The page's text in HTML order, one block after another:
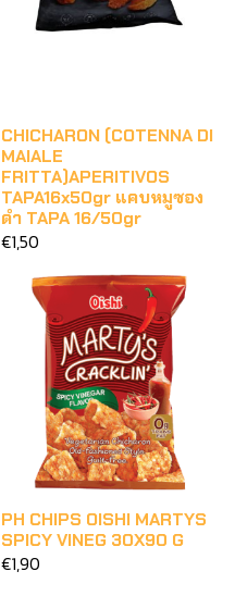
CHICHARON (COTENNA DI
MAIALE
FRITTA)APERITIVOS
TAPA16x50gr แคบหมูซอง
ดำ TAPA 16/50gr
€1,50
PH CHIPS OISHI MARTYS
SPICY VINEG 30X90 G
€1,90